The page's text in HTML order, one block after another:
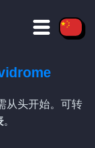
从头开始。可转
。